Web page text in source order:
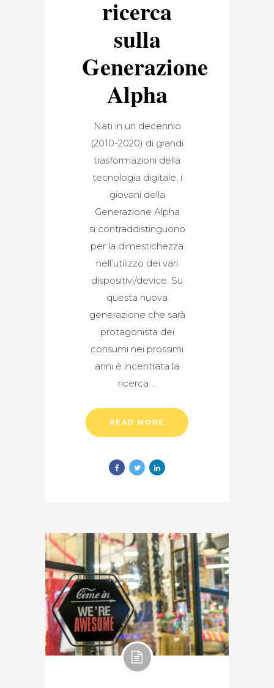
ricerca
sulla
Generazione
Alpha
Nati in un decennio
(2010-2020) di grandi
trasformazioni della
tecnologia digitale, i
giovani della
Generazione Alpha
si contraddistinguono
per la dimestichezza
nell’utilizzo dei vari
dispositivi/device. Su
questa nuova
generazione che sarà
protagonista dei
consumi nei prossimi
anni è incentrata la
ricerca
READ MORE